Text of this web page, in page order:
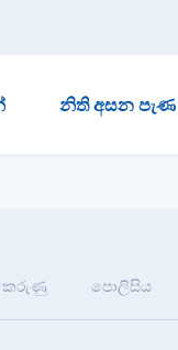
නිති අසන පැණ
කරුණු පොලිසිය